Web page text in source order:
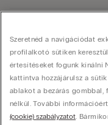
Vállalat
Szeretnéd a navigációdat
profilalkotó sütiken
értesítéseket fogunk kínálni
kattintva hozzájárulsz a
ablakot a bezárás
nélkül. További
(cookie) szabályzatot.